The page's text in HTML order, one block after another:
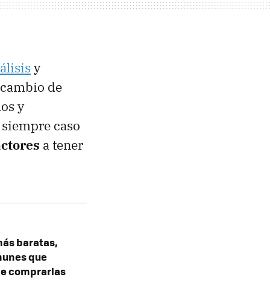
y
de
y
caso
a tener
baratas,
que
comprarlas